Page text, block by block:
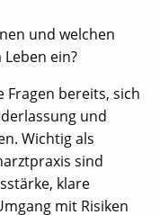
und welchen
ein?
Fragen bereits, sich
und
Wichtig als
sind
klare
mit Risiken